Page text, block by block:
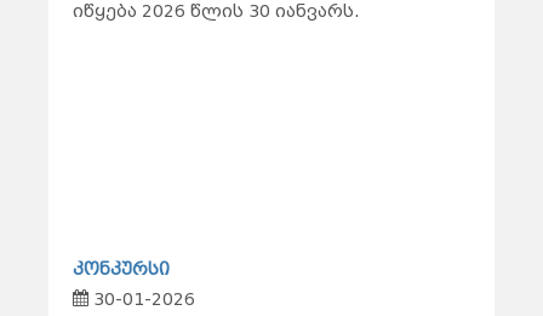
იწყება 2026 წლის 30 იანვარს.
კონკურსი
30-01-2026